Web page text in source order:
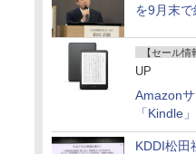
を9月末で
【セール情
UP
Amazon
「Kindle
KDDI松田